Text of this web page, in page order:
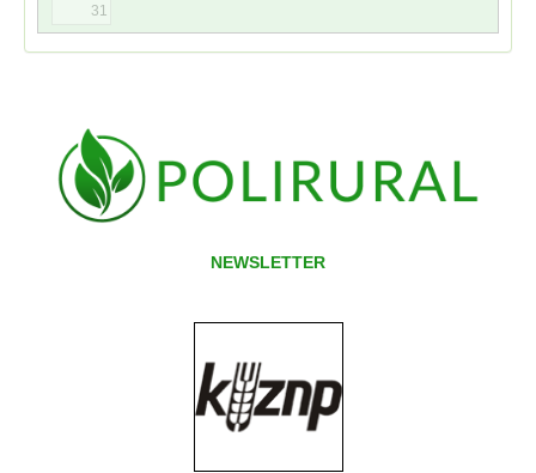
31
NEWSLETTER